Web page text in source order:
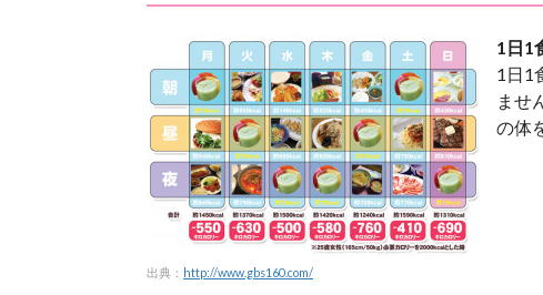
出典： http://www.gbs160.com/
1日1
1日1
ませ
の体